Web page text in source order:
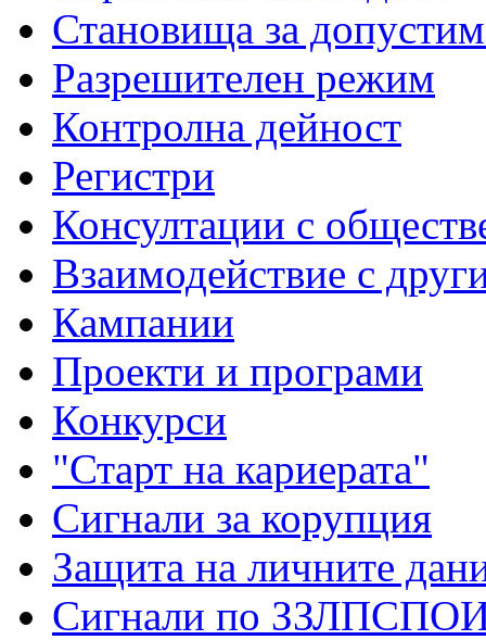
Становища за
Разрешителен режим
Контролна дейност
Регистри
Консултации с
Взаимодействие с
Кампании
Проекти и програми
Конкурси
"Старт на кариерата"
Сигнали за корупция
Защита на личните
Сигнали по